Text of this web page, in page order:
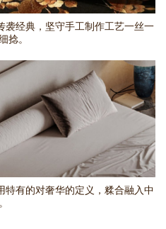
经典，坚守手工制作工艺一丝一
捻。
有的对奢华的定义，糅合融入中